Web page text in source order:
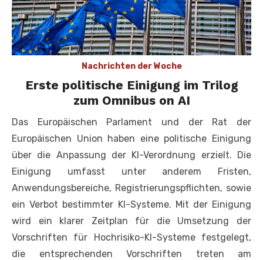
Nachrichten der Woche
Erste politische Einigung im Trilog
zum Omnibus on AI
Das Europäischen Parlament und der Rat der
Europäischen Union haben eine politische Einigung
über die Anpassung der KI-Verordnung erzielt. Die
Einigung umfasst unter anderem Fristen,
Anwendungsbereiche, Registrierungspflichten, sowie
ein Verbot bestimmter KI-Systeme. Mit der Einigung
wird ein klarer Zeitplan für die Umsetzung der
Vorschriften für Hochrisiko-KI-Systeme festgelegt,
die entsprechenden Vorschriften treten am